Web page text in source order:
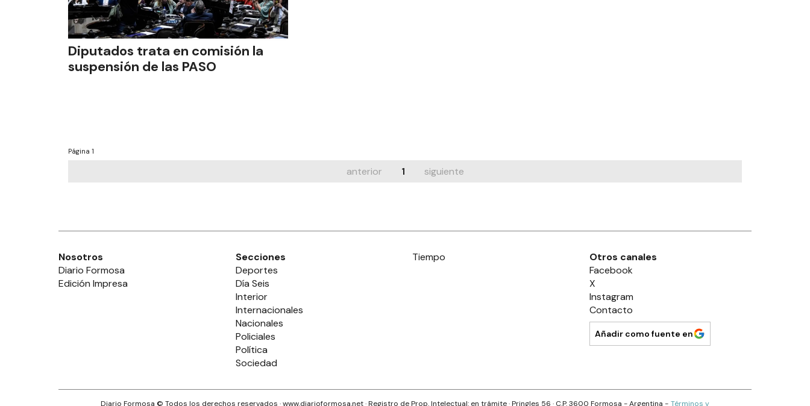
Diputados trata en comisión la
suspensión de las PASO
Página 1
anterior 1 siguiente
Nosotros
Diario Formosa
Edición Impresa
Secciones
Deportes
Día Seis
Interior
Internacionales
Nacionales
Policiales
Política
Sociedad
Tiempo
Otros canales
Facebook
X
Instagram
Contacto
Añadir como fuente en
Diario Formosa © Todos los derechos reservados · www.diarioformosa.net· Registro de Prop. Intelectual: en trámite ·Pringles 56 · C.P.3600 Formosa - Argentina - Términos y